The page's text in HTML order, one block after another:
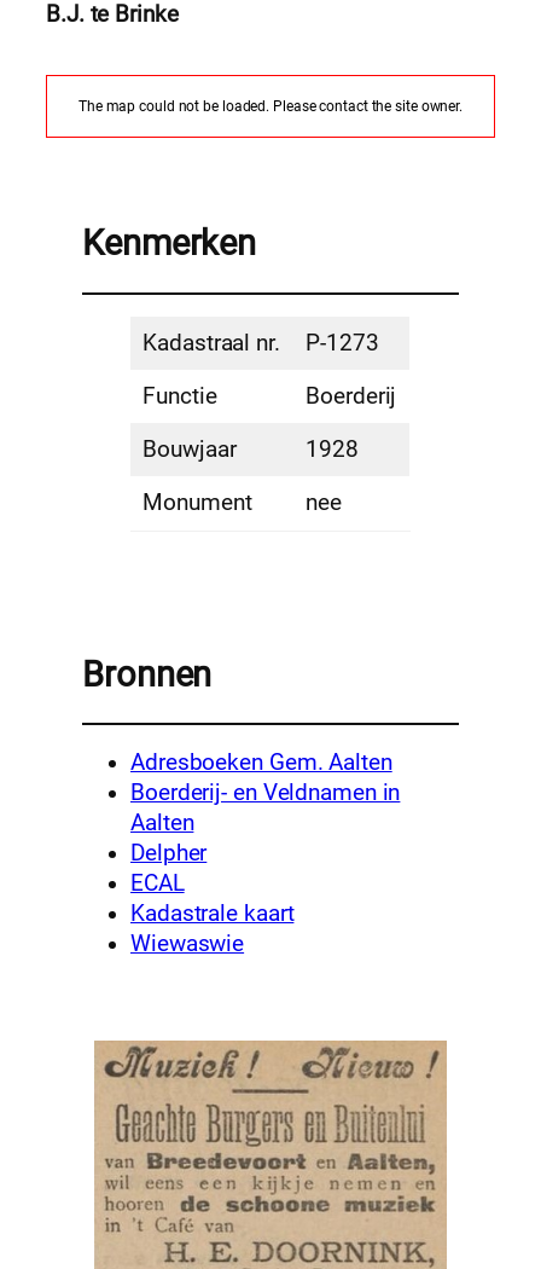
B.J. te Brinke
The map could not be loaded. Please contact the site owner.
Kenmerken
Kadastraal nr.
P-1273
Functie
Boerderij
Bouwjaar
1928
Monument
nee
Bronnen
Adresboeken Gem. Aalten
Boerderij- en Veldnamen in
Aalten
Delpher
ECAL
Kadastrale kaart
Wiewaswie